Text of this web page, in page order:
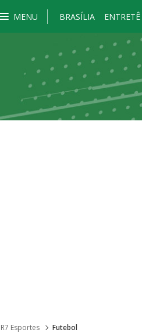
MENU BRASÍLIA ENTRETÊ
R7 Esportes Futebol